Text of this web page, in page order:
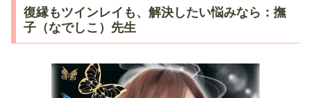
復縁もツインレイも、解決したい悩みなら：撫
子（なでしこ）先生